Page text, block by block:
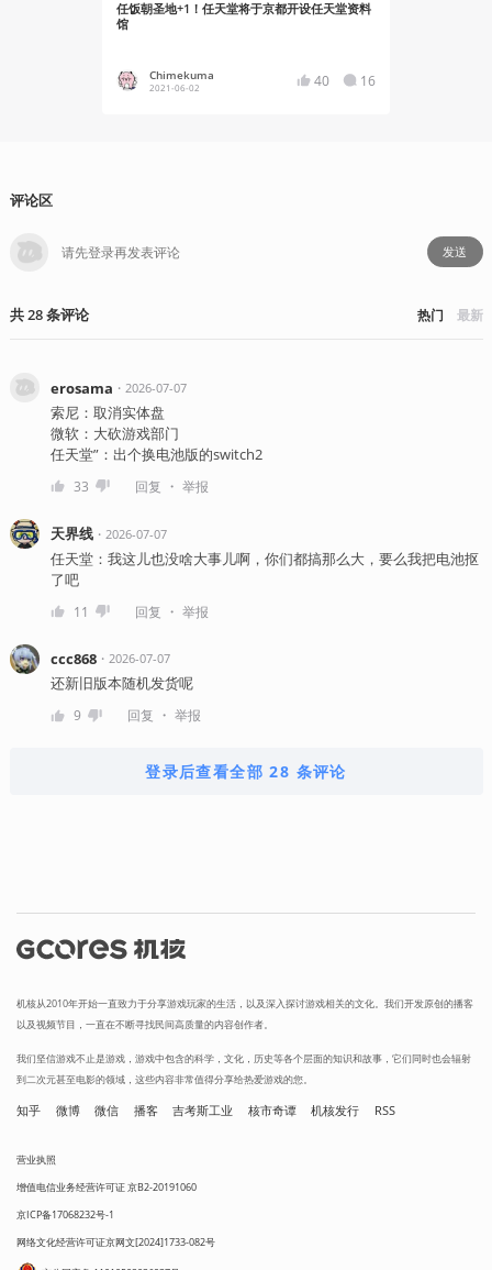
任饭朝圣地+1！任天堂将于京都开设任天堂资料
馆
Chimekuma
2021-06-02 40 16
评论区
发送
共28条评论 热门 最新
erosama ・ 2026-07-07
索尼：取消实体盘
微软：大砍游戏部门
任天堂”：出个换电池版的switch2
33 回复 ・ 举报
天界线・ 2026-07-07
任天堂：我这儿也没啥大事儿啊，你们都搞那么大，要么我把电池抠
了吧
11 回复 ・ 举报
ccc868・ 2026-07-07
还新旧版本随机发货呢
9 回复 ・ 举报
登录后查看全部 28 条评论
机核从2010年开始一直致力于分享游戏玩家的生活，以及深入探讨游戏相关的文化。我们开发原创的播客
以及视频节目，一直在不断寻找民间高质量的内容创作者。
我们坚信游戏不止是游戏，游戏中包含的科学，文化，历史等各个层面的知识和故事，它们同时也会辐射
到二次元甚至电影的领域，这些内容非常值得分享给热爱游戏的您。
知乎 微博 微信 播客 吉考斯工业 核市奇谭 机核发行 RSS
营业执照
增值电信业务经营许可证 京B2-20191060
京ICP备17068232号-1
网络文化经营许可证京网文[2024]1733-082号